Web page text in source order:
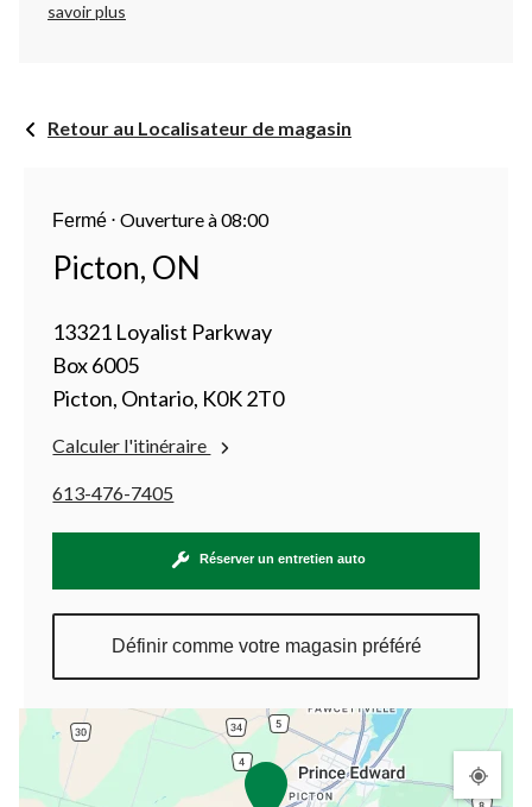
savoir plus
Retour au Localisateur de magasin
Fermé ⋅Ouverture à 08:00
Picton, ON
13321 Loyalist Parkway
Box 6005
Picton, Ontario, K0K 2T0
Calculer l'itinéraire
613-476-7405
Réserver un entretien auto
Définir comme votre magasin préféré